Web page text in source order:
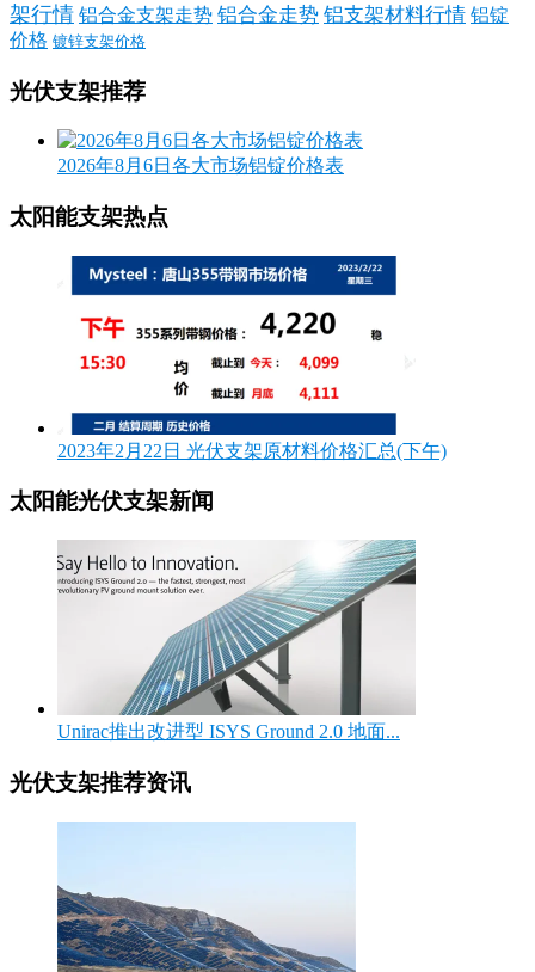
架行情 铝合金支架走势 铝合金走势 铝支架材料行情 铝锭
价格 镀锌支架价格
光伏支架推荐
2026年8月6日各大市场铝锭价格表
太阳能支架热点
2023年2月22日 光伏支架原材料价格汇总(下午)
太阳能光伏支架新闻
Unirac推出改进型 ISYS Ground 2.0 地面...
光伏支架推荐资讯